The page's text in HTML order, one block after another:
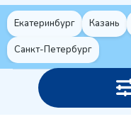
Екатеринбург Казань
Санкт-Петербург
Политика